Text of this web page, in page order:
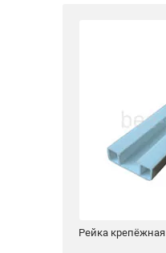
Рейка крепёжная